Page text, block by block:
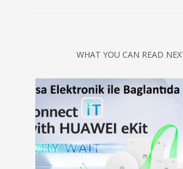
WHAT YOU CAN READ